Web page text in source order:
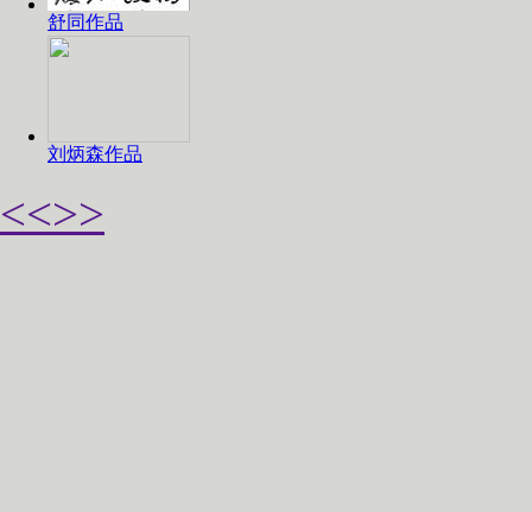
舒同作品
刘炳森作品
<<>>